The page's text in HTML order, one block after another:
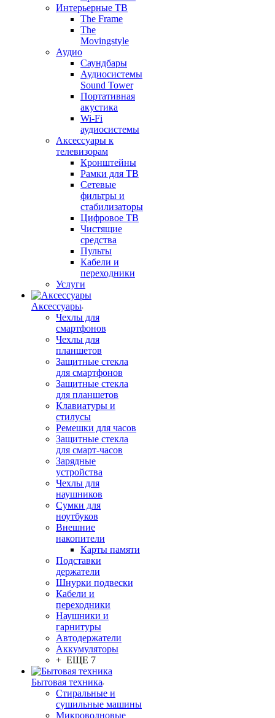
Интерьерные ТВ
The Frame
The
Movingstyle
Аудио
Саундбары
Аудиосистемы
Sound Tower
Портативная
акустика
Wi-Fi
аудиосистемы
Аксессуары к
телевизорам
Кронштейны
Рамки для ТВ
Сетевые
фильтры и
стабилизаторы
Цифровое ТВ
Чистящие
средства
Пульты
Кабели и
переходники
Услуги
Аксессуары
Чехлы для
смартфонов
Чехлы для
планшетов
Защитные стекла
для смартфонов
Защитные стекла
для планшетов
Клавиатуры и
стилусы
Ремешки для часов
Защитные стекла
для смарт-часов
Зарядные
устройства
Чехлы для
наушников
Сумки для
ноутбуков
Внешние
накопители
Карты памяти
Подставки
держатели
Шнурки подвески
Кабели и
переходники
Наушники и
гарнитуры
Автодержатели
Аккумуляторы
+ ЕЩЕ 7
Бытовая техника
Стиральные и
сушильные машины
Микроволновые